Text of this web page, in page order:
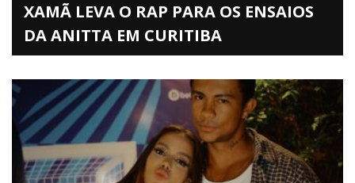
XAMÃ LEVA O RAP PARA OS ENSAIOS
DA ANITTA EM CURITIBA